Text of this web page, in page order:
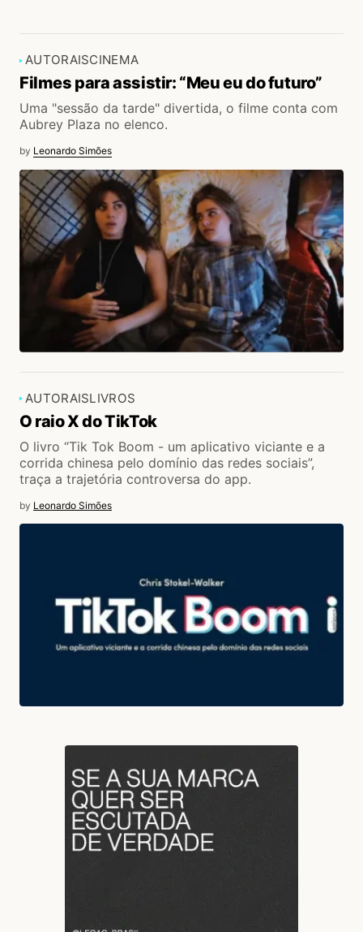
AUTORAISCINEMA
Filmes para assistir: “Meu eu do futuro”
Uma "sessão da tarde" divertida, o filme conta com
Aubrey Plaza no elenco.
by Leonardo Simões
AUTORAISLIVROS
O raio X do TikTok
O livro “Tik Tok Boom - um aplicativo viciante e a
corrida chinesa pelo domínio das redes sociais”,
traça a trajetória controversa do app.
by Leonardo Simões